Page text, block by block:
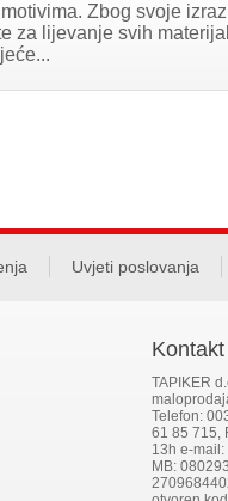
Zbog svoje
za lijevanje svih
Uvjeti poslovanja
TAPIKER
Telefon:
61 85 715,
13h e-mail:
MB: